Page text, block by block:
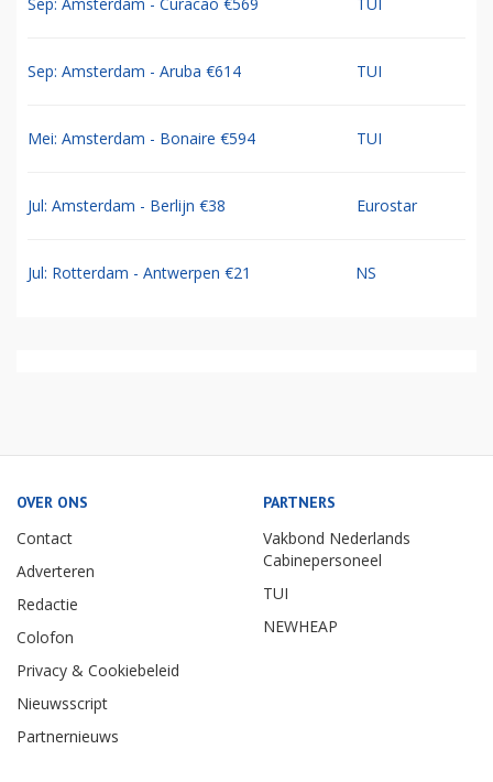
Sep: Amsterdam - Aruba €614 TUI
Mei: Amsterdam - Bonaire €594 TUI
Jul: Amsterdam - Berlijn €38 Eurostar
Jul: Rotterdam - Antwerpen €21 NS
OVER ONS
Contact
Adverteren
Redactie
Colofon
Privacy & Cookiebeleid
Nieuwsscript
Partnernieuws
PARTNERS
Vakbond Nederlands
Cabinepersoneel
TUI
NEWHEAP